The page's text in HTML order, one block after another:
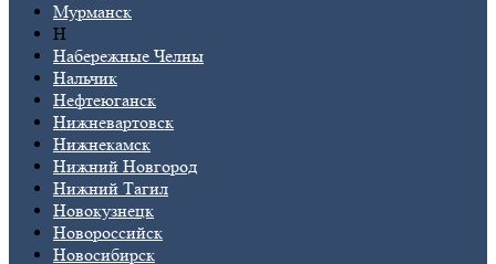
Мурманск
Н
Набережные Челны
Нальчик
Нефтеюганск
Нижневартовск
Нижнекамск
Нижний Новгород
Нижний Тагил
Новокузнецк
Новороссийск
Новосибирск